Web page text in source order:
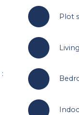
Plot
: